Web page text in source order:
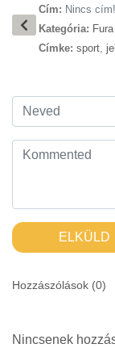
Cím: Nincs cím!
Kategória:
Címke: sport,
ELKÜLD
Hozzászólások (0)
Nincsenek